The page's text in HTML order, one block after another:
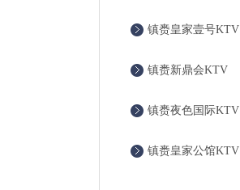
镇赉皇家壹号KTV
镇赉新鼎会KTV
镇赉夜色国际KTV
镇赉皇家公馆KTV